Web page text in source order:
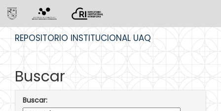
REPOSITORIO INSTITUCIONAL UAQ
Buscar
Buscar: